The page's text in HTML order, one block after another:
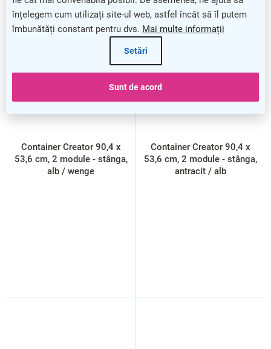
înțelegem cum utilizați site-ul web, astfel încât să îl putem
îmbunătăți constant pentru dvs. Mai multe informații
Setări
Sunt de acord
Container Creator 90,4 x
53,6 cm, 2 module - stânga,
alb / wenge
Container Creator 90,4 x
53,6 cm, 2 module - stânga,
antracit / alb